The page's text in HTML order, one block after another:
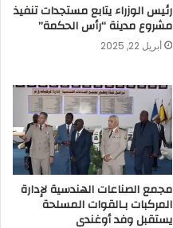
رئيس الوزراء يتابع مستجدات تنفيذ
مشروع مدينة “رأس الحكمة”
أبريل 22, 2025
مجمع الصناعات الهندسية لإدارة
المركبات بـالقوات المسلحة
يستقبل وفد أوغندى